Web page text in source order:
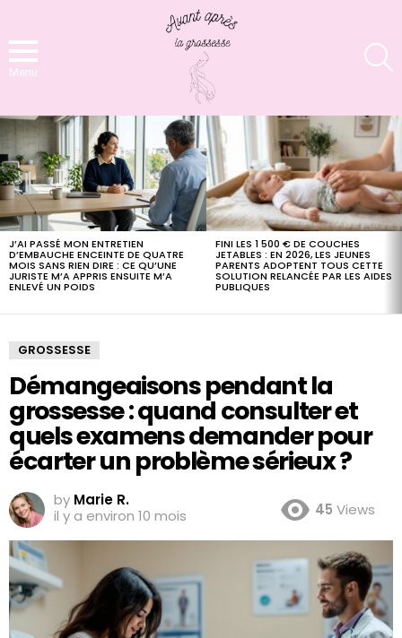
Menu
LATEST
STORIES
J’AI PASSÉ MON ENTRETIEN
D’EMBAUCHE ENCEINTE DE QUATRE
MOIS SANS RIEN DIRE : CE QU’UNE
JURISTE M’A APPRIS ENSUITE M’A
ENLEVÉ UN POIDS
FINI LES 1 500 € DE COUCHES
JETABLES : EN 2026, LES JEUNES
PARENTS ADOPTENT TOUS CETTE
SOLUTION RELANCÉE PAR LES AIDES
PUBLIQUES
GROSSESSE
Démangeaisons pendant la
grossesse : quand consulter et
quels examens demander pour
écarter un problème sérieux ?
by Marie R.
il y a environ 10 mois
45 Views